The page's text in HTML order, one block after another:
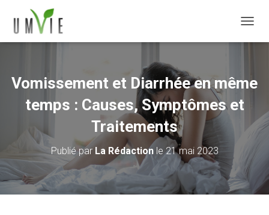
Vomissement et Diarrhée en même
temps : Causes, Symptômes et
Traitements
Publié par La Rédactionle21 mai 2023